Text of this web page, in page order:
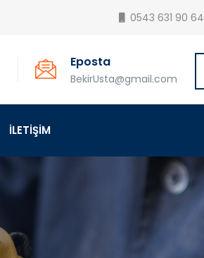
0543 631 90 64
Eposta
BekirUsta@gmail.com
İLETİŞİM